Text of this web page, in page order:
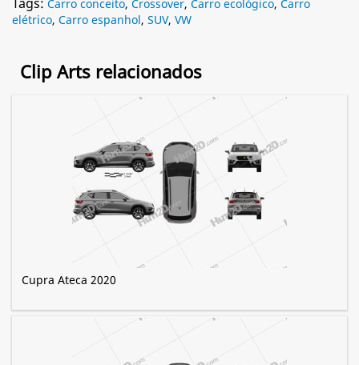
Carro conceito, Crossover, Carro ecológico, Carro
elétrico, Carro espanhol, SUV, VW
Clip Arts relacionados
Cupra Ateca 2020